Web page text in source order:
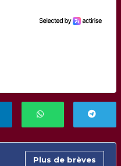
Plus de brèves